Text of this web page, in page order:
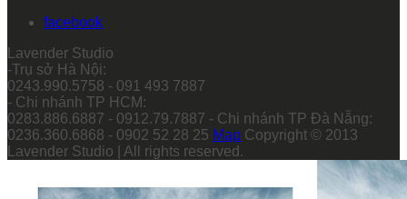
facebook
Lavender Studio
-Trụ sở Hà Nội:
0243.990.5758 - 091 493 7887
- Chi nhánh TP HCM:
0283.886.6887 - 0912.79.7887 - Chi nhánh TP Đà Nẵng:
0236.360.6868 - 0902 52 28 25 Map Copyright © 2013
Lavender Studio | All rights reserved.